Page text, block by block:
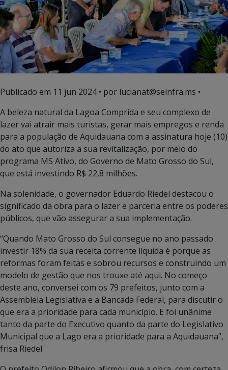
Publicado em 11 jun 2024• por lucianat@seinfra.ms •
A beleza natural da Lagoa Comprida e seu complexo de
lazer vai atrair mais turistas, gerar mais empregos e renda
para a população de Aquidauana com a assinatura hoje (10)
do ato que autoriza a sua revitalização, por meio do
programa MS Ativo, do Governo de Mato Grosso do Sul,
que está investindo R$ 22,8 milhões.
Na solenidade, o governador Eduardo Riedel destacou o
significado da obra para o lazer e parceria entre os poderes
públicos, que vão assegurar a sua implementação.
“Quando Mato Grosso do Sul consegue no ano passado
investir 18% da sua receita corrente líquida é porque as
reformas foram feitas e sobrou recursos e construindo um
modelo de gestão que nos trouxe até aqui. No começo
deste ano, conversei com os 79 prefeitos, junto com a
Assembleia Legislativa e a Bancada Federal, para discutir o
que era a prioridade para cada município. E foi unânime
tanto da parte do Executivo quanto da parte do Legislativo
Municipal que a Lago era a prioridade para a Aquidauana”,
frisa Riedel